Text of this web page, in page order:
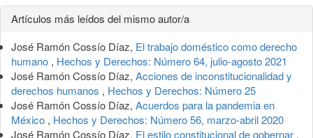
Detalles
del
artículo
Artículos más leídos del mismo autor/a
José Ramón Cossío Díaz, El trabajo doméstico como derecho
humano , Hechos y Derechos: Número 64, julio-agosto 2021
José Ramón Cossío Díaz, Acciones de inconstitucionalidad y
derechos humanos , Hechos y Derechos: Número 25
José Ramón Cossío Díaz, Acuerdos para la pandemia en
México , Hechos y Derechos: Número 56, marzo-abril 2020
José Ramón Cossío Díaz, El estilo constitucional de gobernar ,